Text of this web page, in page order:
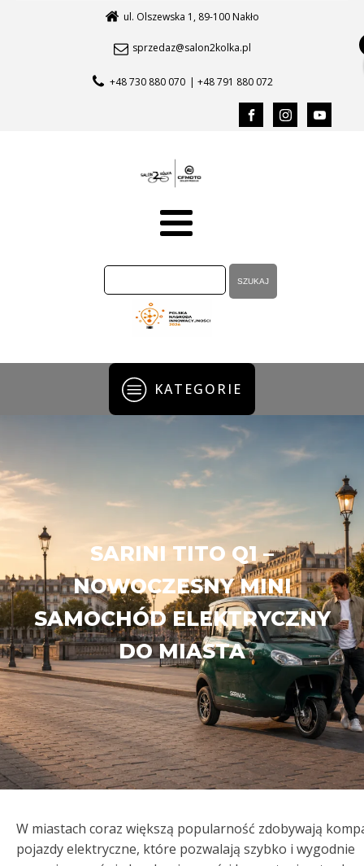
ul. Olszewska 1, 89-100 Nakło
sprzedaz@salon2kolka.pl
+48 730 880 070 | +48 791 880 072
KATEGORIE
SARINI TITO Q1 –
NOWOCZESNY MINI
SAMOCHÓD ELEKTRYCZNY
DO MIASTA
W miastach coraz większą popularność zdobywają
pojazdy elektryczne, które pozwalają szybko i wygodnie